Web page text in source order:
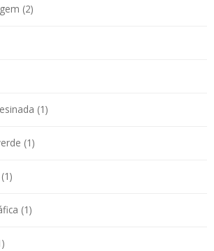
(2)
(1)
(1)
(1)